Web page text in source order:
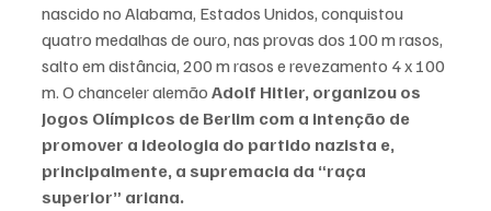
nascido no Alabama, Estados Unidos, conquistou
quatro medalhas de ouro, nas provas dos 100 m rasos,
salto em distância, 200 m rasos e revezamento 4 x 100
m. O chanceler alemão Adolf Hitler, organizou os
Jogos Olímpicos de Berlim com a intenção de
promover a ideologia do partido nazista e,
principalmente, a supremacia da “raça
superior” ariana.